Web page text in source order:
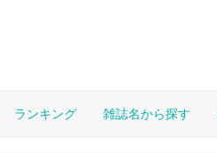
ランキング 雑誌名から探す